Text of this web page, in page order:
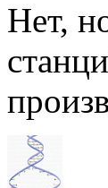
Нет,